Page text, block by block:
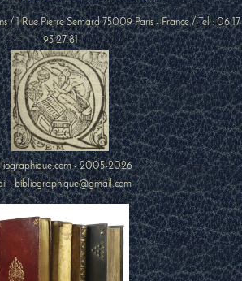
/1 Rue Pierre Semard 75009 Paris-France / Tel :06 17
93 27 81
- 2005-2026
: bibliographique@gmail.com